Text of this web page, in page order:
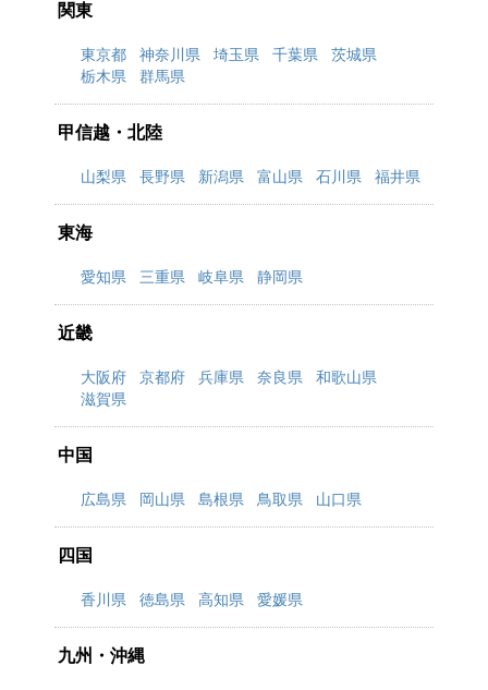
関東
東京都 神奈川県 埼玉県 千葉県
茨城県
栃木県
群馬県
甲信越・北陸
山梨県 長野県 新潟県 富山県 石川県 福井県
東海
愛知県 三重県 岐阜県 静岡県
近畿
大阪府 京都府 兵庫県 奈良県
和歌山県
滋賀県
中国
広島県 岡山県 島根県 鳥取県 山口県
四国
香川県 徳島県 高知県 愛媛県
九州・沖縄